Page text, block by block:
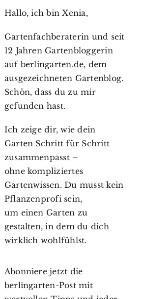
Hallo, ich bin Xenia,
Gartenfachberaterin und seit
12 Jahren Gartenbloggerin
auf berlingarten.de, dem
ausgezeichneten Gartenblog.
Schön, dass du zu mir
gefunden hast.
Ich zeige dir, wie dein
Garten Schritt für Schritt
zusammenpasst –
ohne kompliziertes
Gartenwissen. Du musst kein
Pflanzenprofi sein,
um einen Garten zu
gestalten, in dem du dich
wirklich wohlfühlst.
Abonniere jetzt die
berlingarten-Post mit